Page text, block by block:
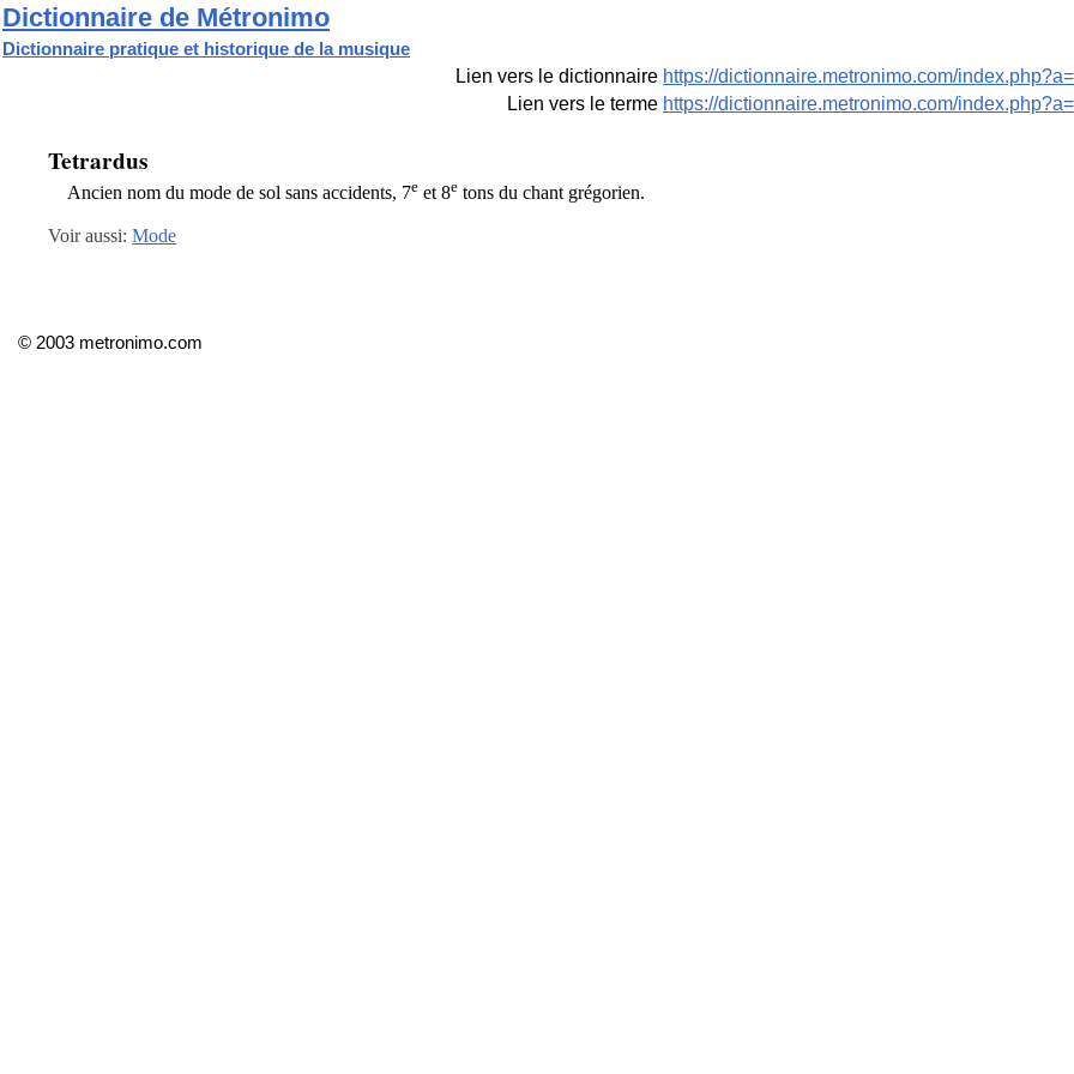
Dictionnaire de Métronimo
Dictionnaire pratique et historique de la musique
Lien vers le dictionnaire https://dictionnaire.metronimo.com/
Lien vers le terme https://dictionnaire.metronimo.com/
Tetrardus
Ancien nom du mode de sol sans accidents, 7e et 8e tons du chant grégorien.
Voir aussi: Mode
© 2003 metronimo.com